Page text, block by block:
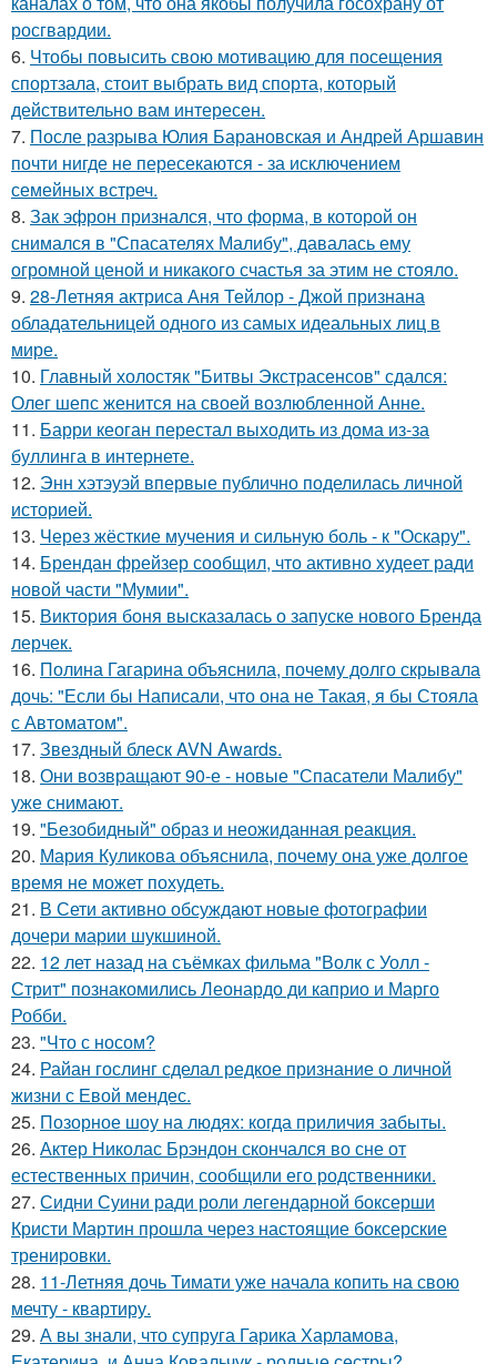
росгвардии.
6. Чтобы повысить свою мотивацию для посещения
спортзала, стоит выбрать вид спорта, который
действительно вам интересен.
7. После разрыва Юлия Барановская и Андрей Аршавин
почти нигде не пересекаются - за исключением
семейных встреч.
8. Зак эфрон признался, что форма, в которой он
снимался в "Спасателях Малибу", давалась ему
огромной ценой и никакого счастья за этим не стояло.
9. 28-Летняя актриса Аня Тейлор - Джой признана
обладательницей одного из самых идеальных лиц в
мире.
10. Главный холостяк "Битвы Экстрасенсов" сдался:
Олег шепс женится на своей возлюбленной Анне.
11. Барри кеоган перестал выходить из дома из-за
буллинга в интернете.
12. Энн хэтэуэй впервые публично поделилась личной
историей.
13. Через жёсткие мучения и сильную боль - к "Оскару".
14. Брендан фрейзер сообщил, что активно худеет ради
новой части "Мумии".
15. Виктория боня высказалась о запуске нового Бренда
лерчек.
16. Полина Гагарина объяснила, почему долго скрывала
дочь: "Если бы Написали, что она не Такая, я бы Стояла
с Автоматом".
17. Звездный блеск AVN Awards.
18. Они возвращают 90-е - новые "Спасатели Малибу"
уже снимают.
19. "Безобидный" образ и неожиданная реакция.
20. Мария Куликова объяснила, почему она уже долгое
время не может похудеть.
21. В Сети активно обсуждают новые фотографии
дочери марии шукшиной.
22. 12 лет назад на съёмках фильма "Волк с Уолл -
Стрит" познакомились Леонардо ди каприо и Марго
Робби.
23. "Что с носом?
24. Райан гослинг сделал редкое признание о личной
жизни с Евой мендес.
25. Позорное шоу на людях: когда приличия забыты.
26. Актер Николас Брэндон скончался во сне от
естественных причин, сообщили его родственники.
27. Сидни Суини ради роли легендарной боксерши
Кристи Мартин прошла через настоящие боксерские
тренировки.
28. 11-Летняя дочь Тимати уже начала копить на свою
мечту - квартиру.
29. А вы знали, что супруга Гарика Харламова,